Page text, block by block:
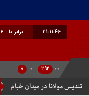
21:11:48 برابر با : Friday - 7 August - 2026
:::
392
::
0
در پایتخت گزینیِ تهران